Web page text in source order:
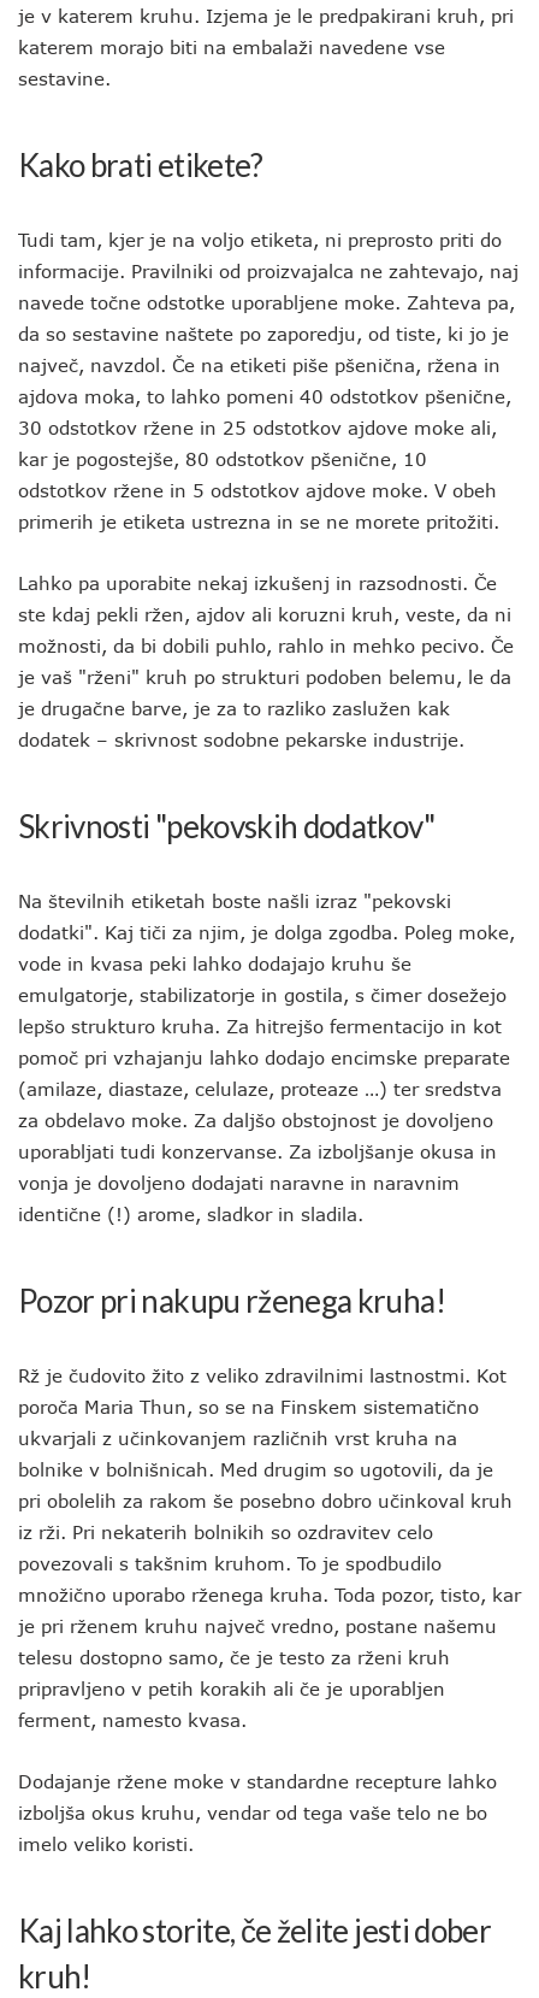
je v katerem kruhu. Izjema je le predpakirani kruh, pri
katerem morajo biti na embalaži navedene vse
sestavine.
Kako brati etikete?
Tudi tam, kjer je na voljo etiketa, ni preprosto priti do
informacije. Pravilniki od proizvajalca ne zahtevajo, naj
navede točne odstotke uporabljene moke. Zahteva pa,
da so sestavine naštete po zaporedju, od tiste, ki jo je
največ, navzdol. Če na etiketi piše pšenična, ržena in
ajdova moka, to lahko pomeni 40 odstotkov pšenične,
30 odstotkov ržene in 25 odstotkov ajdove moke ali,
kar je pogostejše, 80 odstotkov pšenične, 10
odstotkov ržene in 5 odstotkov ajdove moke. V obeh
primerih je etiketa ustrezna in se ne morete pritožiti.
Lahko pa uporabite nekaj izkušenj in razsodnosti. Če
ste kdaj pekli ržen, ajdov ali koruzni kruh, veste, da ni
možnosti, da bi dobili puhlo, rahlo in mehko pecivo. Če
je vaš "rženi" kruh po strukturi podoben belemu, le da
je drugačne barve, je za to razliko zaslužen kak
dodatek – skrivnost sodobne pekarske industrije.
Skrivnosti "pekovskih dodatkov"
Na številnih etiketah boste našli izraz "pekovski
dodatki". Kaj tiči za njim, je dolga zgodba. Poleg moke,
vode in kvasa peki lahko dodajajo kruhu še
emulgatorje, stabilizatorje in gostila, s čimer dosežejo
lepšo strukturo kruha. Za hitrejšo fermentacijo in kot
pomoč pri vzhajanju lahko dodajo encimske preparate
(amilaze, diastaze, celulaze, proteaze …) ter sredstva
za obdelavo moke. Za daljšo obstojnost je dovoljeno
uporabljati tudi konzervanse. Za izboljšanje okusa in
vonja je dovoljeno dodajati naravne in naravnim
identične (!) arome, sladkor in sladila.
Pozor pri nakupu rženega kruha!
Rž je čudovito žito z veliko zdravilnimi lastnostmi. Kot
poroča Maria Thun, so se na Finskem sistematično
ukvarjali z učinkovanjem različnih vrst kruha na
bolnike v bolnišnicah. Med drugim so ugotovili, da je
pri obolelih za rakom še posebno dobro učinkoval kruh
iz rži. Pri nekaterih bolnikih so ozdravitev celo
povezovali s takšnim kruhom. To je spodbudilo
množično uporabo rženega kruha. Toda pozor, tisto, kar
je pri rženem kruhu največ vredno, postane našemu
telesu dostopno samo, če je testo za rženi kruh
pripravljeno v petih korakih ali če je uporabljen
ferment, namesto kvasa.
Dodajanje ržene moke v standardne recepture lahko
izboljša okus kruhu, vendar od tega vaše telo ne bo
imelo veliko koristi.
Kaj lahko storite, če želite jesti dober
kruh!